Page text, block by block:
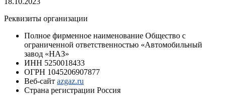
Реквизиты организации
Полное фирменное наименование Общество с
ограниченной ответственностью «Автомобильный
завод «НАЗ»
ИНН 5250018433
ОГРН 1045206907877
Веб-сайт azgaz.ru
Страна регистрации Россия